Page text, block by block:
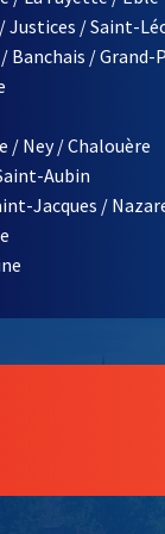
À LA
Justices / Saint-
Banchais / Grand-
/ Ney / Chalouère
Aubin
Jacques /